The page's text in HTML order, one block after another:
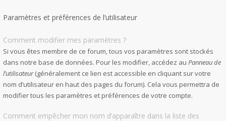
Paramètres et préférences de l’utilisateur
Comment modifier mes paramètres ?
Si vous êtes membre de ce forum, tous vos paramètres sont stockés
dans notre base de données. Pour les modifier, accédez au Panneau de
l’utilisateur(généralement ce lien est accessible en cliquant sur votre
nom d’utilisateur en haut des pages du forum). Cela vous permettra de
modifier tous les paramètres et préférences de votre compte.
Comment empêcher mon nom d’apparaître dans la liste des